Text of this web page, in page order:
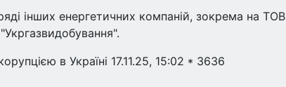
інших енергетичних компаній, зокрема на ТОВ
в Україні 17.11.25, 15:02 * 3636